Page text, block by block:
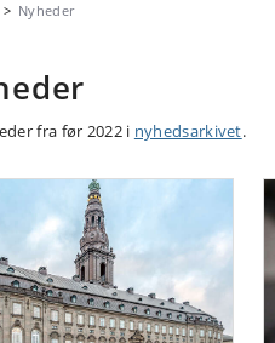
Nyheder
fra før 2022 i nyhedsarkivet.